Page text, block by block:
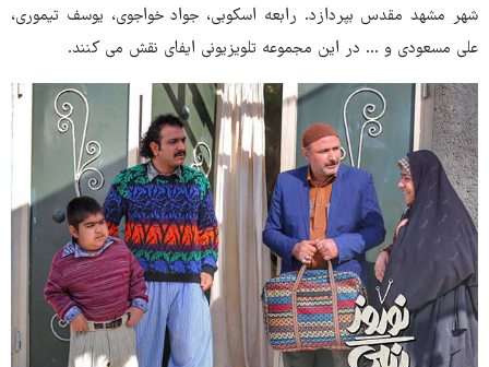
شهر مشهد مقدس بپردازد. رابعه اسکوبی، جواد خواجوی، یوسف تیموری،
علی مسعودی و ... در این مجموعه تلویزیونی ایفای نقش می کنند.